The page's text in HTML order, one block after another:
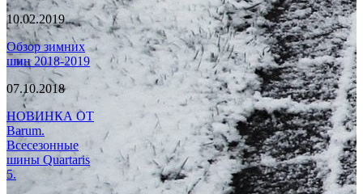
10.02.2019
Обзор зимних
шин 2018-2019
07.10.2018
НОВИНКА ОТ
Barum.
Всесезонные
шины Quartaris
5.